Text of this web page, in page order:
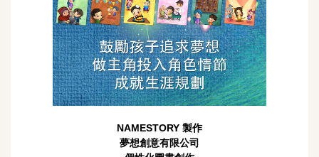
NAMESTORY 製作
夢想創意有限公司